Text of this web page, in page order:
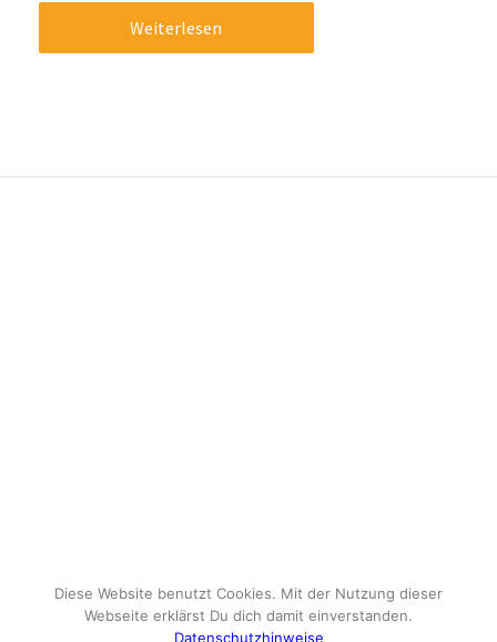
Weiterlesen
Diese Website benutzt Cookies. Mit der Nutzung dieser
Webseite erklärst Du dich damit einverstanden.
Datenschutzhinweise